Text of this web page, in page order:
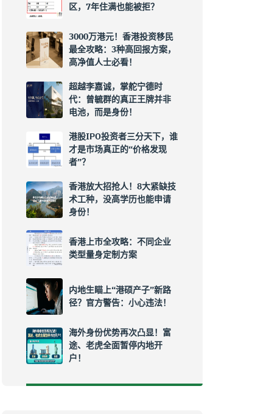
区，7年住满也能被拒？
3000万港元！香港投资移民
最全攻略：3种高回报方案，
高净值人士必看！
超越李嘉诚，掌舵宁德时
代：曾毓群的真正王牌并非
电池，而是身份！
港股IPO投资者三分天下，谁
才是市场真正的“价格发现
者”？
香港放大招抢人！8大紧缺技
术工种，没高学历也能申请
身份！
香港上市全攻略：不同企业
类型量身定制方案
内地生瞄上“港硕产子”新路
径？官方警告：小心违法！
海外身份优势再次凸显！富
途、老虎全面暂停内地开
户！